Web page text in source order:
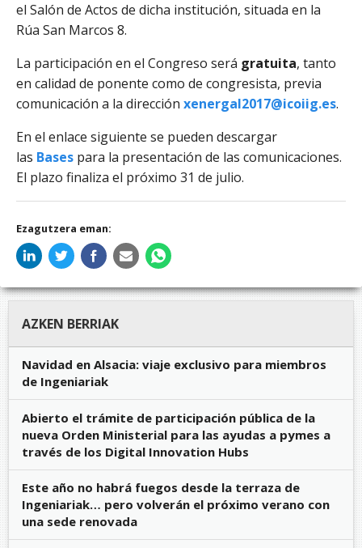
el Salón de Actos de dicha institución, situada en la
Rúa San Marcos 8.
La participación en el Congreso será gratuita, tanto
en calidad de ponente como de congresista, previa
comunicación a la dirección xenergal2017@icoiig.es.
En el enlace siguiente se pueden descargar
las Bases para la presentación de las comunicaciones.
El plazo finaliza el próximo 31 de julio.
Ezagutzera eman:
AZKEN BERRIAK
Navidad en Alsacia: viaje exclusivo para miembros
de Ingeniariak
Abierto el trámite de participación pública de la
nueva Orden Ministerial para las ayudas a pymes a
través de los Digital Innovation Hubs
Este año no habrá fuegos desde la terraza de
Ingeniariak… pero volverán el próximo verano con
una sede renovada